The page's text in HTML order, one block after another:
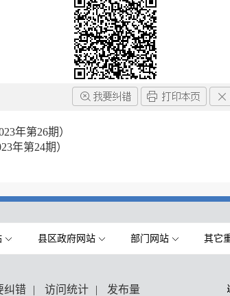
年第26期）
年第24期）
县区政府网站 部门网站 其它
纠错 | 访问统计 | 发布量